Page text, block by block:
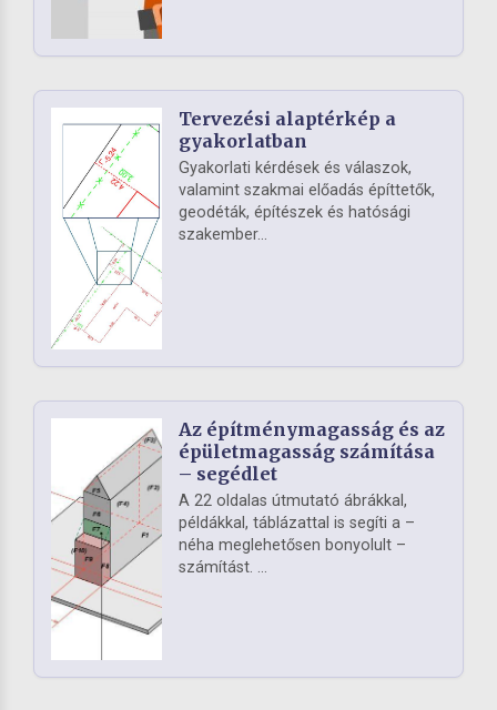
Tervezési alaptérkép a
gyakorlatban
Gyakorlati kérdések és válaszok,
valamint szakmai előadás építtetők,
geodéták, építészek és hatósági
szakember...
Az építménymagasság és az
épületmagasság számítása
– segédlet
A 22 oldalas útmutató ábrákkal,
példákkal, táblázattal is segíti a –
néha meglehetősen bonyolult –
számítást. ...